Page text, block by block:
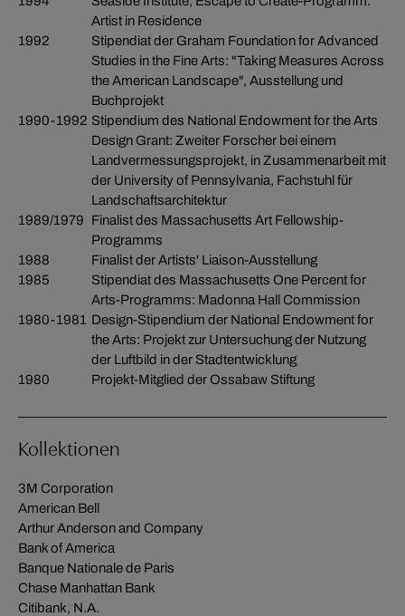
Artist in Residence
1992
Stipendiat der Graham Foundation for Advanced
Studies in the Fine Arts: "Taking Measures Across
the American Landscape", Ausstellung und
Buchprojekt
1990-1992 Stipendium des National Endowment for the Arts
Design Grant: Zweiter Forscher bei einem
Landvermessungsprojekt, in Zusammenarbeit mit
der University of Pennsylvania, Fachstuhl für
Landschaftsarchitektur
1989/1979
Finalist des Massachusetts Art Fellowship-
Programms
1988
Finalist der Artists' Liaison-Ausstellung
1985
Stipendiat des Massachusetts One Percent for
Arts-Programms: Madonna Hall Commission
1980-1981 Design-Stipendium der National Endowment for
the Arts: Projekt zur Untersuchung der Nutzung
der Luftbild in der Stadtentwicklung
1980
Projekt-Mitglied der Ossabaw Stiftung
Kollektionen
3M Corporation
American Bell
Arthur Anderson and Company
Bank of America
Banque Nationale de Paris
Chase Manhattan Bank
Citibank, N.A.